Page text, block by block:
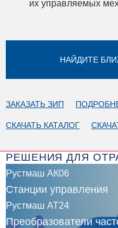
их управляемых
НАЙДИТЕ
ЗАКАЗАТЬ ЗИП
СКАЧАТЬ КАТАЛОГ
РЕШЕНИЯ ДЛЯ
Рустмаш АК06
Станции управления
Рустмаш АТ24
Преобразователи